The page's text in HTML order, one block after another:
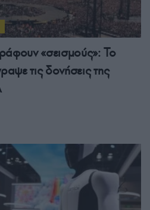
«σεισμούς»: Το
τις δονήσεις της